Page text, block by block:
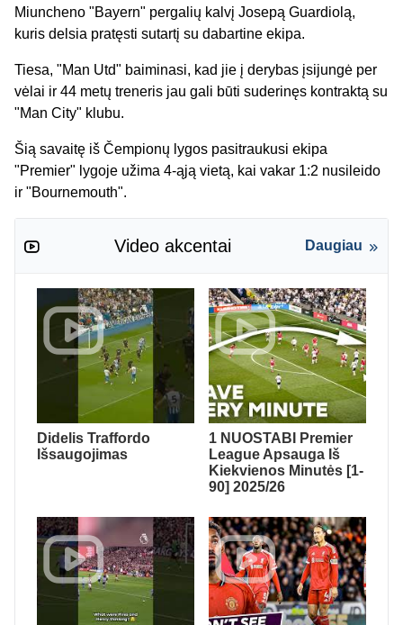
Miuncheno "Bayern" pergalių kalvį Josepą Guardiolą,
kuris delsia pratęsti sutartį su dabartine ekipa.
Tiesa, "Man Utd" baiminasi, kad jie į derybas įsijungė per
vėlai ir 44 metų treneris jau gali būti suderinęs kontraktą su
"Man City" klubu.
Šią savaitę iš Čempionų lygos pasitraukusi ekipa
"Premier" lygoje užima 4-ąją vietą, kai vakar 1:2 nusileido
ir "Bournemouth".
Video akcentai Daugiau
Didelis Traffordo
Išsaugojimas
1 NUOSTABI Premier
League Apsauga Iš
Kiekvienos Minutės [1-
90] 2025/26